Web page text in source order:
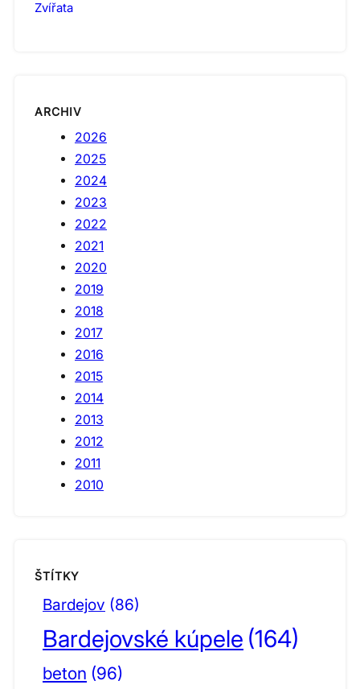
Zvířata
ARCHIV
2026
2025
2024
2023
2022
2021
2020
2019
2018
2017
2016
2015
2014
2013
2012
2011
2010
ŠTÍTKY
Bardejov (86)
Bardejovské kúpele (164)
beton (96)